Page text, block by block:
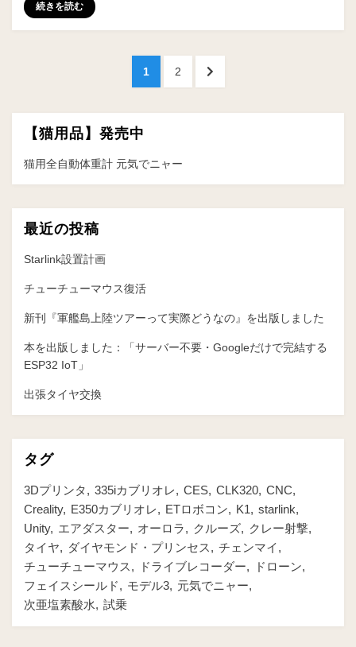
続きを読む
の
ー
送
り
ペ
ー
1
ペ
ー
2
次
の
【猫用品】発売中
猫用全自動体重計 元気でニャー
最近の投稿
Starlink設置計画
チューチューマウス復活
新刊『軍艦島上陸ツアーって実際どうなの』を出版しました
本を出版しました：「サーバー不要・Googleだけで完結する
ESP32 IoT」
出張タイヤ交換
タグ
3Dプリンタ 335iカブリオレ CES CLK320 CNC
Creality
E350カブリオレ ETロボコン K1
starlink
Unity
エアダスター オーロラ クルーズ
クレー射撃
タイヤ
ダイヤモンド・プリンセス
チェンマイ
チューチューマウス
ドライブレコーダー
ドローン
フェイスシールド
モデル3
元気でニャー
次亜塩素酸水
試乗